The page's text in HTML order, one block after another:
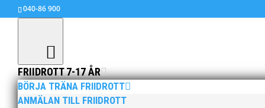
040-86 900
FRIIDROTT 7-17 ÅR
BÖRJA TRÄNA FRIIDROTT
ANMÄLAN TILL FRIIDROTT